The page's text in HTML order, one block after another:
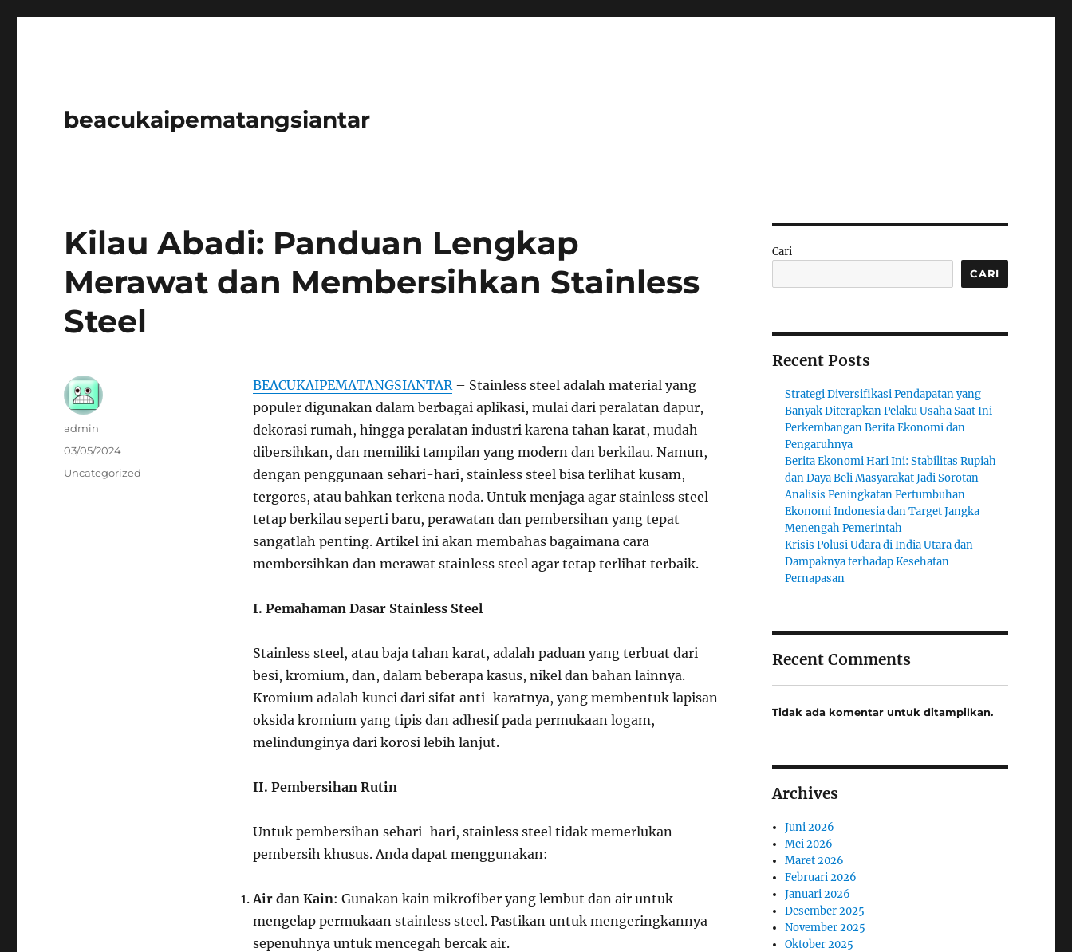
beacukaipematangsiantar
Kilau Abadi: Panduan Lengkap
Merawat dan Membersihkan Stainless
Steel
BEACUKAIPEMATANGSIANTAR– Stainless steel adalah material yang
populer digunakan dalam berbagai aplikasi, mulai dari peralatan dapur,
dekorasi rumah, hingga peralatan industri karena tahan karat, mudah
dibersihkan, dan memiliki tampilan yang modern dan berkilau. Namun,
dengan penggunaan sehari-hari, stainless steel bisa terlihat kusam,
tergores, atau bahkan terkena noda. Untuk menjaga agar stainless steel
tetap berkilau seperti baru, perawatan dan pembersihan yang tepat
sangatlah penting. Artikel ini akan membahas bagaimana cara
membersihkan dan merawat stainless steel agar tetap terlihat terbaik.
I. Pemahaman Dasar Stainless Steel
Stainless steel, atau baja tahan karat, adalah paduan yang terbuat dari
besi, kromium, dan, dalam beberapa kasus, nikel dan bahan lainnya.
Kromium adalah kunci dari sifat anti-karatnya, yang membentuk lapisan
oksida kromium yang tipis dan adhesif pada permukaan logam,
melindunginya dari korosi lebih lanjut.
II. Pembersihan Rutin
Untuk pembersihan sehari-hari, stainless steel tidak memerlukan
pembersih khusus. Anda dapat menggunakan:
Air dan Kain: Gunakan kain mikrofiber yang lembut dan air untuk
mengelap permukaan stainless steel. Pastikan untuk mengeringkannya
sepenuhnya untuk mencegah bercak air.
Author
admin
Posted
03/05/2024
Categories
Uncategorized
Cari
CARI
Recent Posts
Strategi Diversifikasi Pendapatan yang
Banyak Diterapkan Pelaku Usaha Saat Ini
Perkembangan Berita Ekonomi dan
Pengaruhnya
Berita Ekonomi Hari Ini: Stabilitas Rupiah
dan Daya Beli Masyarakat Jadi Sorotan
Analisis Peningkatan Pertumbuhan
Ekonomi Indonesia dan Target Jangka
Menengah Pemerintah
Krisis Polusi Udara di India Utara dan
Dampaknya terhadap Kesehatan
Pernapasan
Recent Comments
Tidak ada komentar untuk ditampilkan.
Archives
Juni 2026
Mei 2026
Maret 2026
Februari 2026
Januari 2026
Desember 2025
November 2025
Oktober 2025